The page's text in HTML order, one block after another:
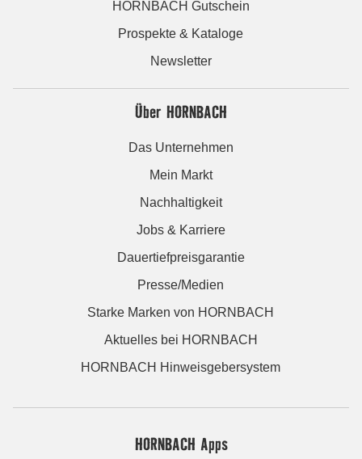
HORNBACH Gutschein
Prospekte & Kataloge
Newsletter
Über HORNBACH
Das Unternehmen
Mein Markt
Nachhaltigkeit
Jobs & Karriere
Dauertiefpreisgarantie
Presse/Medien
Starke Marken von HORNBACH
Aktuelles bei HORNBACH
HORNBACH Hinweisgebersystem
HORNBACH Apps